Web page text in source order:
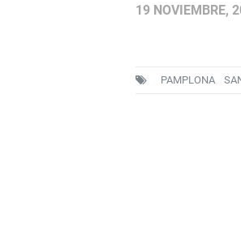
19 NOVIEMBRE,
PAMPLONA